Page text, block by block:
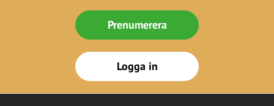
Prenumerera
Logga in